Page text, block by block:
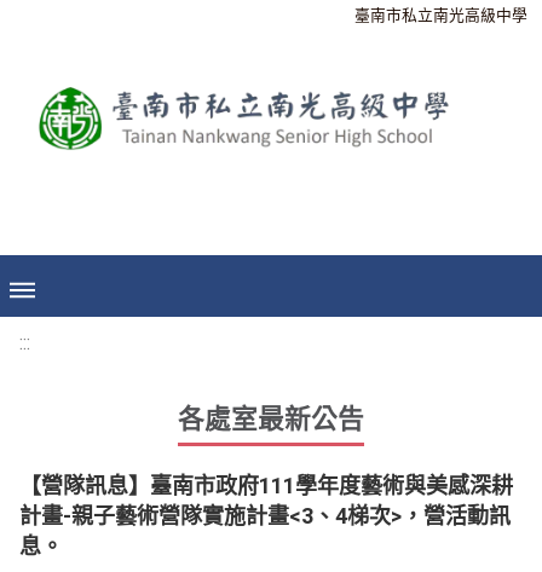
臺南市私立南光高級中學
:::
各處室最新公告
【營隊訊息】臺南市政府111學年度藝術與美感深耕
計畫-親子藝術營隊實施計畫<3、4梯次>，營活動訊
息。